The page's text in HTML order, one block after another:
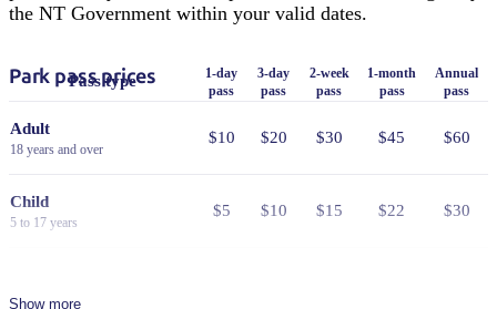
the NT Government within your valid dates.
Park pass prices
Pass type
1-day
pass
3-day
pass
2-week
pass
1-month
pass
Annual
pass
Adult
18 years and over
$10 $20 $30 $45 $60
Child
5 to 17 years
$5 $10 $15 $22 $30
2 adults and 4 children
Show more